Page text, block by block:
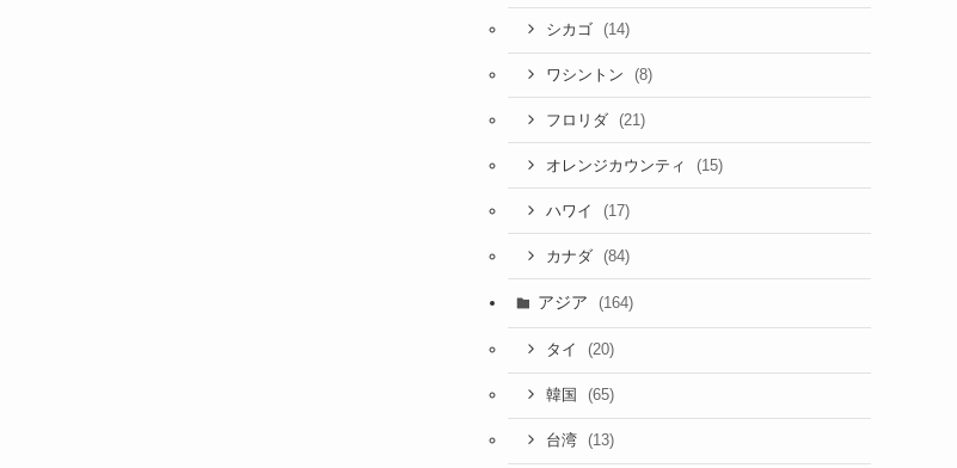
シカゴ (14)
ワシントン (8)
フロリダ (21)
オレンジカウンティ (15)
ハワイ (17)
カナダ (84)
アジア (164)
タイ (20)
韓国 (65)
台湾 (13)